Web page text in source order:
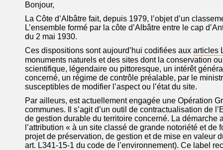
Bonjour,
La Côte d’Albâtre fait, depuis 1979, l’objet d’un
L’ensemble formé par la côte d’Albâtre entre le cap
du 2 mai 1930.
Ces dispositions sont aujourd’hui codifiées aux articles
monuments naturels et des sites dont la conservation
scientifique, légendaire ou pittoresque, un intérêt
concerné, un régime de contrôle préalable, par le
susceptibles de modifier l’aspect ou l’état du site.
Par ailleurs, est actuellement engagée une Opération
communes. Il s’agit d’un outil de contractualisation de
de gestion durable du territoire concerné. La démarche
l’attribution « à un site classé de grande notoriété et
projet de préservation, de gestion et de mise en valeur
art. L341-15-1 du code de l’environnement). Ce label